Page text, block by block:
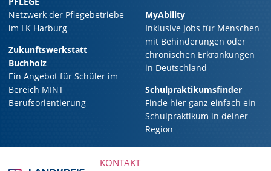
Netzwerk der Pflegebetriebe
im LK Harburg
Zukunftswerkstatt
Buchholz
Ein Angebot für Schüler im
Bereich MINT
Berufsorientierung
MyAbility
Inklusive Jobs für Menschen
mit Behinderungen oder
chronischen Erkrankungen
in Deutschland
Schulpraktikumsfinder
Finde hier ganz einfach ein
Schulpraktikum in deiner
Region
KONTAKT